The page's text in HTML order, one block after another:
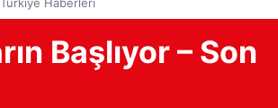
Başlıyor – Son